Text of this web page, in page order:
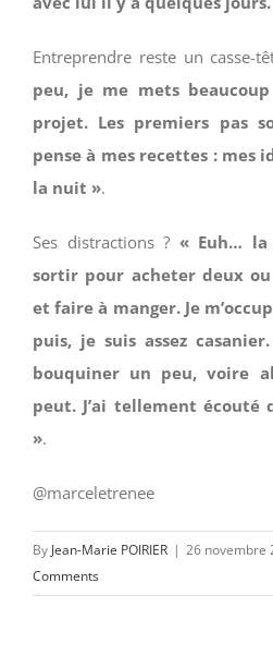
Entreprendre reste un casse-
peu, je me mets
projet. Les premiers pas
pense à mes recettes : mes
la nuit ».
Ses distractions ? « Euh… la
sortir pour acheter deux
et faire à manger. Je
puis, je suis assez
bouquiner un peu, voire
peut. J’ai tellement écouté
».
@marceletrenee
By Jean-Marie POIRIER | 26 novembre
Comments